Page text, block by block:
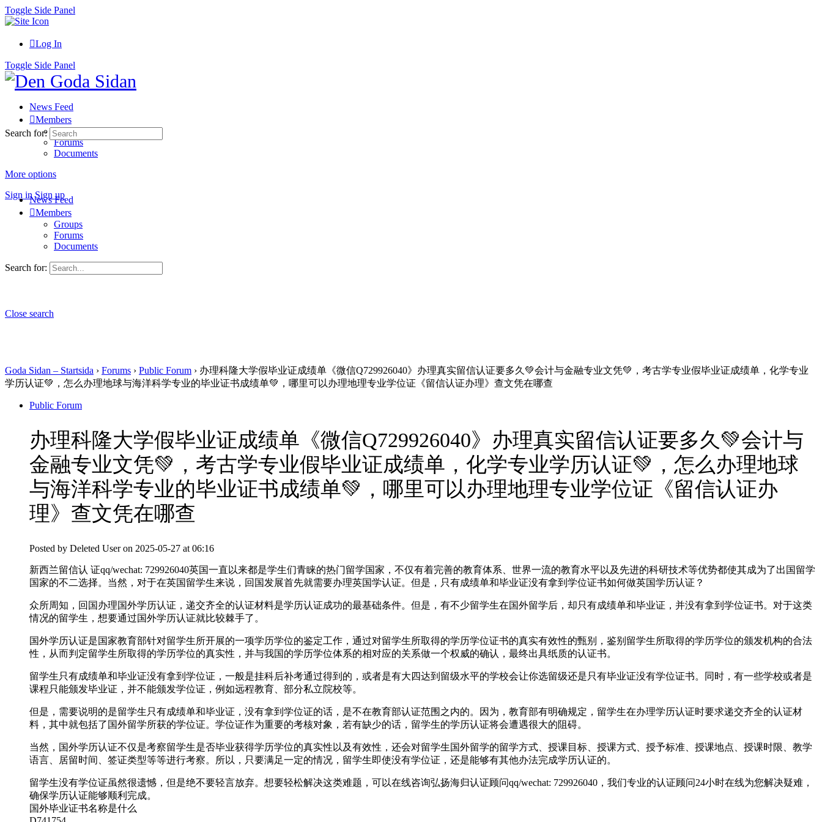
Toggle Side Panel
Log In
Toggle Side Panel
News Feed
Members
Groups
Forums
Documents
More options
Sign in Sign up
Search for:
News Feed
Members
Groups
Forums
Documents
Search for:
Close search
Goda Sidan – Startsida › Forums › Public Forum › 办理科隆大学假毕业证成绩单《微信Q729926040》办理真实留信认证要多久💚会计与金融专业文凭💚，考古学专业假毕业证成绩单，化学专业
学历认证💚，怎么办理地球与海洋科学专业的毕业证书成绩单💚，哪里可以办理地理专业学位证《留信认证办理》查文凭在哪查
Public Forum
办理科隆大学假毕业证成绩单《微信Q729926040》办理真实留信认证要多久💚会计与
金融专业文凭💚，考古学专业假毕业证成绩单，化学专业学历认证💚，怎么办理地球
与海洋科学专业的毕业证书成绩单💚，哪里可以办理地理专业学位证《留信认证办
理》查文凭在哪查
Posted by Deleted User on 2025-05-27 at 06:16
新西兰留信认 证qq/wechat: 729926040英国一直以来都是学生们青睐的热门留学国家，不仅有着完善的教育体系、世界一流的教育水平以及先进的科研技术等优势都使其成为了出国留学
国家的不二选择。当然，对于在英国留学生来说，回国发展首先就需要办理英国学认证。但是，只有成绩单和毕业证没有拿到学位证书如何做英国学历认证？
众所周知，回国办理国外学历认证，递交齐全的认证材料是学历认证成功的最基础条件。但是，有不少留学生在国外留学后，却只有成绩单和毕业证，并没有拿到学位证书。对于这类
情况的留学生，想要通过国外学历认证就比较棘手了。
国外学历认证是国家教育部针对留学生所开展的一项学历学位的鉴定工作，通过对留学生所取得的学历学位证书的真实有效性的甄别，鉴别留学生所取得的学历学位的颁发机构的合法
性，从而判定留学生所取得的学历学位的真实性，并与我国的学历学位体系的相对应的关系做一个权威的确认，最终出具纸质的认证书。
留学生只有成绩单和毕业证没有拿到学位证，一般是挂科后补考通过得到的，或者是有大四达到留级水平的学校会让你选留级还是只有毕业证没有学位证书。同时，有一些学校或者是
课程只能颁发毕业证，并不能颁发学位证，例如远程教育、部分私立院校等。
但是，需要说明的是留学生只有成绩单和毕业证，没有拿到学位证的话，是不在教育部认证范围之内的。因为，教育部有明确规定，留学生在办理学历认证时要求递交齐全的认证材
料，其中就包括了国外留学所获的学位证。学位证作为重要的考核对象，若有缺少的话，留学生的学历认证将会遭遇很大的阻碍。
当然，国外学历认证不仅是考察留学生是否毕业获得学历学位的真实性以及有效性，还会对留学生国外留学的留学方式、授课目标、授课方式、授予标准、授课地点、授课时限、教学
语言、居留时间、签证类型等等进行考察。所以，只要满足一定的情况，留学生即使没有学位证，还是能够有其他办法完成学历认证的。
留学生没有学位证虽然很遗憾，但是绝不要轻言放弃。想要轻松解决这类难题，可以在线咨询弘扬海归认证顾问qq/wechat: 729926040，我们专业的认证顾问24小时在线为您解决疑难，
确保学历认证能够顺利完成。
国外毕业证书名称是什么